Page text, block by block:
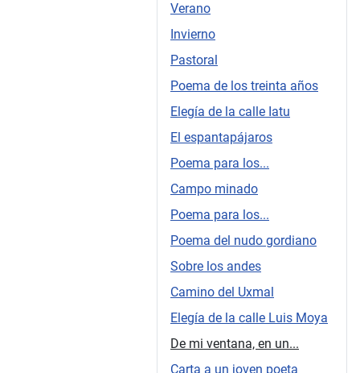
Verano
Invierno
Pastoral
Poema de los treinta años
Elegía de la calle Iatu
El espantapájaros
Poema para los...
Campo minado
Poema para los...
Poema del nudo gordiano
Sobre los andes
Camino del Uxmal
Elegía de la calle Luis Moya
De mi ventana, en un...
Carta a un joven poeta